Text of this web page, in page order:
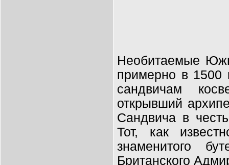
Необитаемые
примерно в 1500
сандвичам
открывший
Сандвича в
Тот, как
знаменитого
Британского